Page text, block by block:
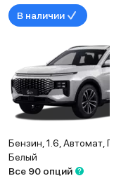
В наличии
Бензин, 1.6, Автомат,
Белый
Все 90 опций